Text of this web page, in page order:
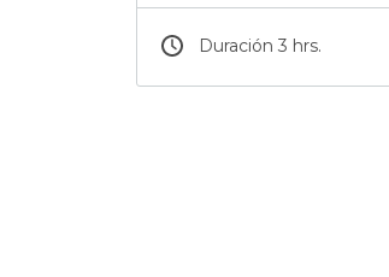
Duración 3 hrs.